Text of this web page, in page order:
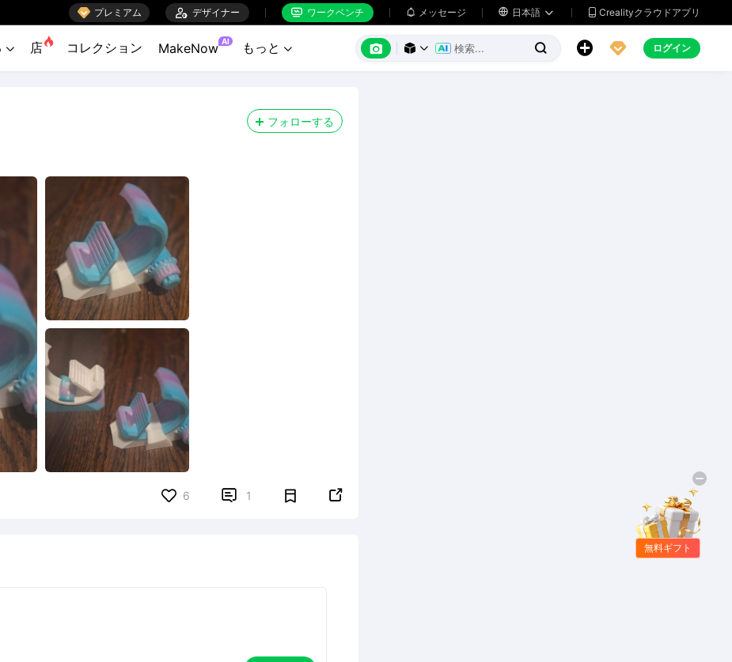
 プレミアム  デザイナー  ワークベンチ  メッセージ  日本語   Crealityクラウドアプリ
 店 コレクション MakeNow AI もっと        ログイン
フォローする
6  1 
無料ギフト